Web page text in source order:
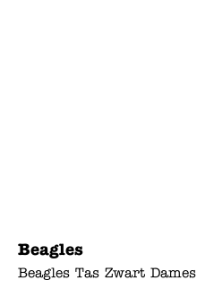
Beagles
Beagles Tas Zwart Dames